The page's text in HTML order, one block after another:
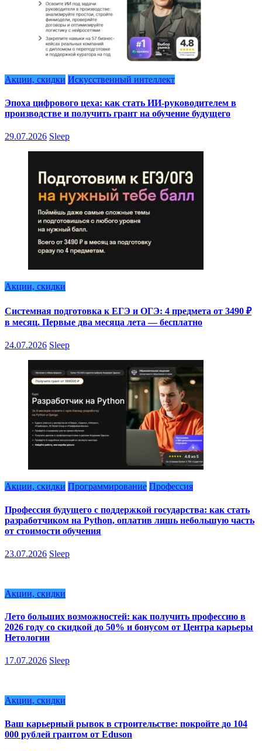
Акции, скидки Искусственный интеллект
Эпоха цифрового цеха: как стать ИИ-руководителем в
производстве и получить грант на обучение будущего
29.07.2026 Sleep
Акции, скидки
Системная подготовка к ЕГЭ и ОГЭ: 4 предмета от 3490 ₽
в месяц. Первые два месяца лета — бесплатно
24.07.2026 Sleep
Акции, скидки Программирование Профессия
Профессия будущего с поддержкой государства: как стать
разработчиком на Python, оплатив лишь небольшую часть
от стоимости обучения
23.07.2026 Sleep
Акции, скидки
Лето больших возможностей: как получить профессию в
2026 году со скидкой до 50% и бонусом от Центра карьеры
Нетологии
17.07.2026 Sleep
Акции, скидки
Ваш карьерный рывок в строительстве: покройте до 104
000 рублей грантом от Eduson